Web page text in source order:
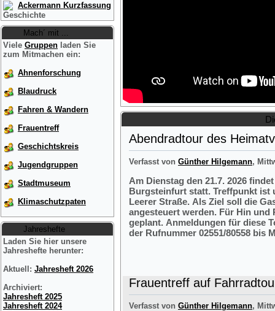
Ackermann Kurzfassung
Mach´ mit ...
Viele Gruppen laden Sie
zum Mitmachen ein:
Ahnenforschung
Blaudruck
Fahren & Wandern
Frauentreff
Geschichtskreis
Jugendgruppen
Stadtmuseum
Klimaschutzpaten
Jahreshefte
Laden Sie hier unsere
Jahreshefte herunter:
Aktuell: Jahresheft 2026
Archiviert:
Jahresheft 2025
Jahresheft 2024
Abendradtour des
Verfasst von Günther Hilgemann,
Am Dienstag den 21.7. 2026
Burgsteinfurt statt. Treffpunkt ist
Leerer Straße. Als Ziel soll die
angesteuert werden. Für Hin und
geplant. Anmeldungen für diese
der Rufnummer 02551/80558 bis
Frauentreff auf
Verfasst von Günther Hilgemann,